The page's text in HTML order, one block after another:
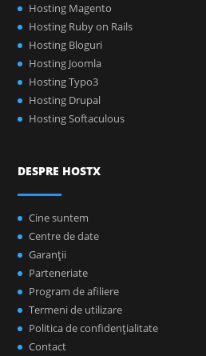
Hosting Magento
Hosting Ruby on Rails
Hosting Bloguri
Hosting Joomla
Hosting Typo3
Hosting Drupal
Hosting Softaculous
DESPRE HOSTX
Cine suntem
Centre de date
Garanţii
Parteneriate
Program de afiliere
Termeni de utilizare
Politica de confidenţialitate
Contact